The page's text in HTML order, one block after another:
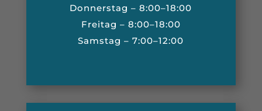
Donnerstag – 8:00–18:00
Freitag – 8:00–18:00
Samstag – 7:00–12:00